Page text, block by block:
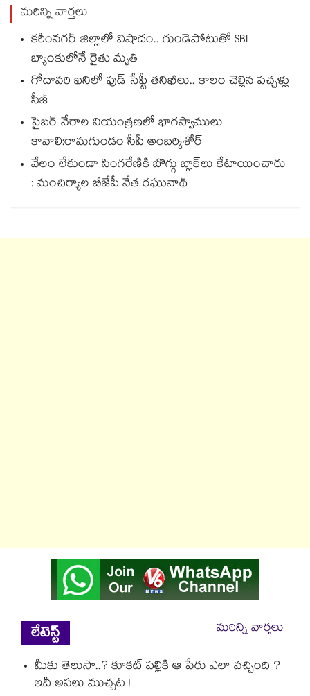
మరిన్ని వార్తలు
కరీంనగర్ జిల్లాలో విషాదం.. గుండెపోటుతో SBI
బ్యాంకులోనే రైతు మృతి
గోదావరి ఖనిలో ఫుడ్ సేఫ్టీ తనిఖీలు.. కాలం చెల్లిన పచ్చళ్లు
సీజ్
సైబర్ నేరాల నియంత్రణలో భాగస్వాములు
కావాలి:రామగుండం సీపీ అంబర్కిశోర్‌‌‌‌‌‌‌‌‌‌‌‌‌‌‌‌
వేలం లేకుండా సింగరేణికి బొగ్గు బ్లాక్‌‌‌‌‌‌‌‌లు కేటాయించారు
: మంచిర్యాల బీజేపీ నేత రఘునాథ్
లేటెస్ట్
మరిన్ని వార్తలు
మీకు తెలుసా..? కూకట్ పల్లికి ఆ పేరు ఎలా వచ్చింది ?
ఇదీ అసలు ముచ్చట !